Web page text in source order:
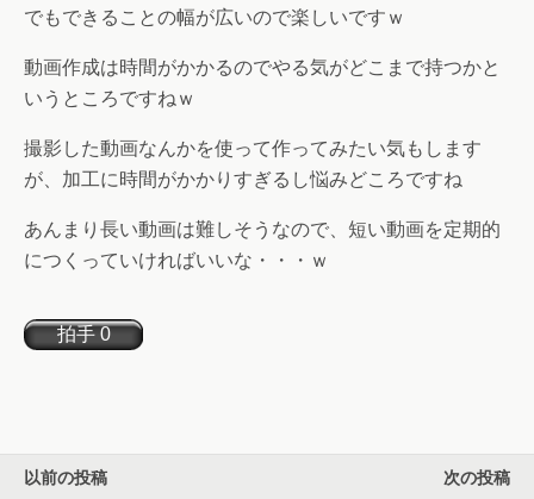
でもできることの幅が広いので楽しいですｗ
動画作成は時間がかかるのでやる気がどこまで持つかと
いうところですねｗ
撮影した動画なんかを使って作ってみたい気もします
が、加工に時間がかかりすぎるし悩みどころですね
あんまり長い動画は難しそうなので、短い動画を定期的
につくっていければいいな・・・ｗ
以前の投稿
次の投稿